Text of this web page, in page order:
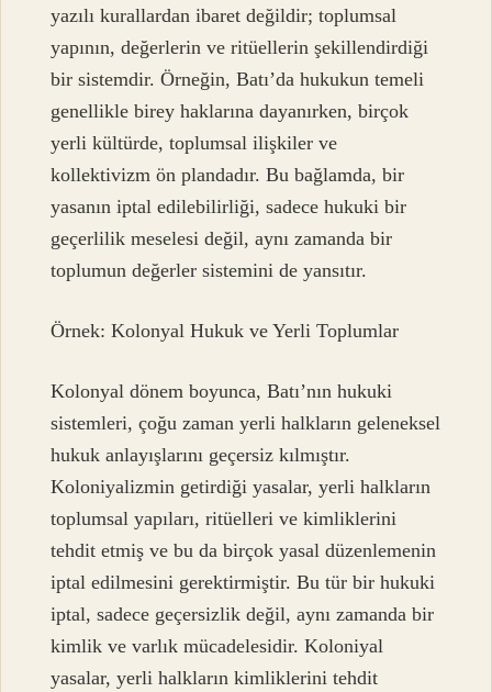
yazılı kurallardan ibaret değildir; toplumsal
yapının, değerlerin ve ritüellerin şekillendirdiği
bir sistemdir. Örneğin, Batı’da hukukun temeli
genellikle birey haklarına dayanırken, birçok
yerli kültürde, toplumsal ilişkiler ve
kollektivizm ön plandadır. Bu bağlamda, bir
yasanın iptal edilebilirliği, sadece hukuki bir
geçerlilik meselesi değil, aynı zamanda bir
toplumun değerler sistemini de yansıtır.
Örnek: Kolonyal Hukuk ve Yerli Toplumlar
Kolonyal dönem boyunca, Batı’nın hukuki
sistemleri, çoğu zaman yerli halkların geleneksel
hukuk anlayışlarını geçersiz kılmıştır.
Koloniyalizmin getirdiği yasalar, yerli halkların
toplumsal yapıları, ritüelleri ve kimliklerini
tehdit etmiş ve bu da birçok yasal düzenlemenin
iptal edilmesini gerektirmiştir. Bu tür bir hukuki
iptal, sadece geçersizlik değil, aynı zamanda bir
kimlik ve varlık mücadelesidir. Koloniyal
yasalar, yerli halkların kimliklerini tehdit